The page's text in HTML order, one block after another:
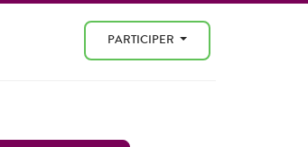
PARTICIPER